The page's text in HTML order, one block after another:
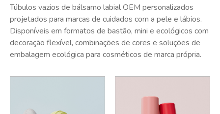
Túbulos vazios de bálsamo labial OEM personalizados
projetados para marcas de cuidados com a pele e lábios.
Disponíveis em formatos de bastão, mini e ecológicos com
decoração flexível, combinações de cores e soluções de
embalagem ecológica para cosméticos de marca própria.